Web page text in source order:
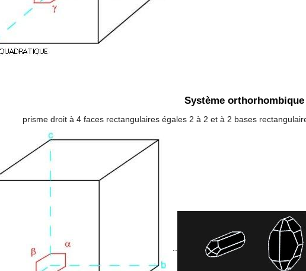
Système orthorhombique
prisme droit à 4 faces rectangulaires égales 2 à 2 et à 2 bases